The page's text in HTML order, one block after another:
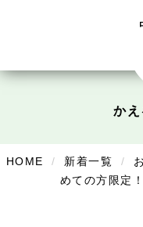
在宅訪問
か
HOME 新着一覧
めての方限定